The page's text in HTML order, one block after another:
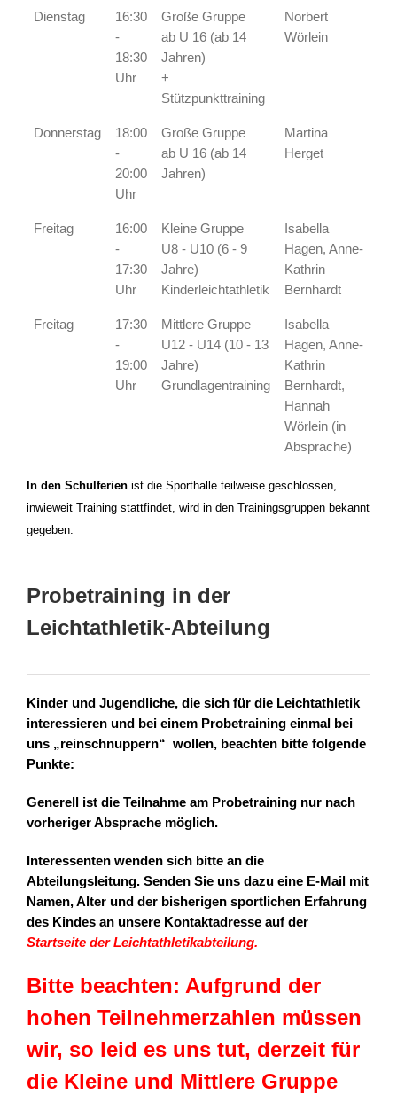
Dienstag
16:30
-
18:30
Uhr
Große Gruppe
ab U 16 (ab 14
Jahren)
+
Stützpunkttraining
Norbert
Wörlein
Donnerstag
18:00
-
20:00
Uhr
Große Gruppe
ab U 16 (ab 14
Jahren)
Martina
Herget
Freitag
16:00
-
17:30
Uhr
Kleine Gruppe
U8 - U10 (6 - 9
Jahre)
Kinderleichtathletik
Isabella
Hagen, Anne-
Kathrin
Bernhardt
Freitag
17:30
-
19:00
Uhr
Mittlere Gruppe
U12 - U14 (10 - 13
Jahre)
Grundlagentraining
Isabella
Hagen, Anne-
Kathrin
Bernhardt,
Hannah
Wörlein (in
Absprache)
In den Schulferien ist die Sporthalle teilweise geschlossen,
inwieweit Training stattfindet, wird in den Trainingsgruppen bekannt
gegeben.
Probetraining in der
Leichtathletik-Abteilung
Kinder und Jugendliche, die sich für die Leichtathletik
interessieren und bei einem Probetraining einmal bei
uns „reinschnuppern“ wollen, beachten bitte folgende
Punkte:
Generell ist die Teilnahme am Probetraining nur nach
vorheriger Absprache möglich.
Interessenten wenden sich bitte an die
Abteilungsleitung. Senden Sie uns dazu eine E-Mail mit
Namen, Alter und der bisherigen sportlichen Erfahrung
des Kindes an unsere Kontaktadresse auf der
Startseite der Leichtathletikabteilung.
Bitte beachten: Aufgrund der
hohen Teilnehmerzahlen müssen
wir, so leid es uns tut, derzeit für
die Kleine und Mittlere Gruppe